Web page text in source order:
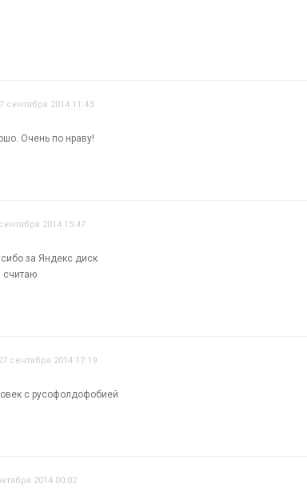
сентября 2014 11:43
Очень по нраву!
2014 15:47
за Яндекс диск
считаю
сентября 2014 17:19
с русофолдофобией
2014 00:02